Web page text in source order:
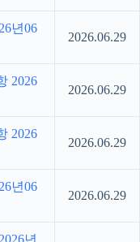
년06
2026.06.29
2026
2026.06.29
2026
2026.06.29
년06
2026.06.29
년